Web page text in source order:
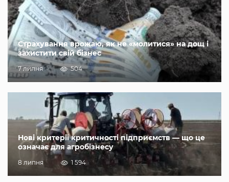
Страхування врожаю, як не «молитися» на дощ і
захистити свій бізнес
7 липня 504
Нові критерії критичності підприємств — що це
означає для агробізнесу
8 липня 1 594